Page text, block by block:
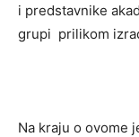
i predstavnike
grupi prilikom
Na kraju o ovome